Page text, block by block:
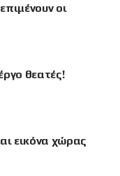
οι
θεατές!
εικόνα χώρας